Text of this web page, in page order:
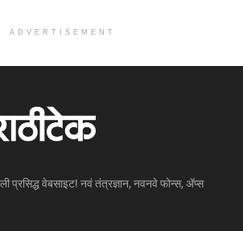
ADVERTISEMENT
प्रसिद्ध वेबसाइट! नवं तंत्रज्ञान, नवनवे फोन्स, ॲप्स